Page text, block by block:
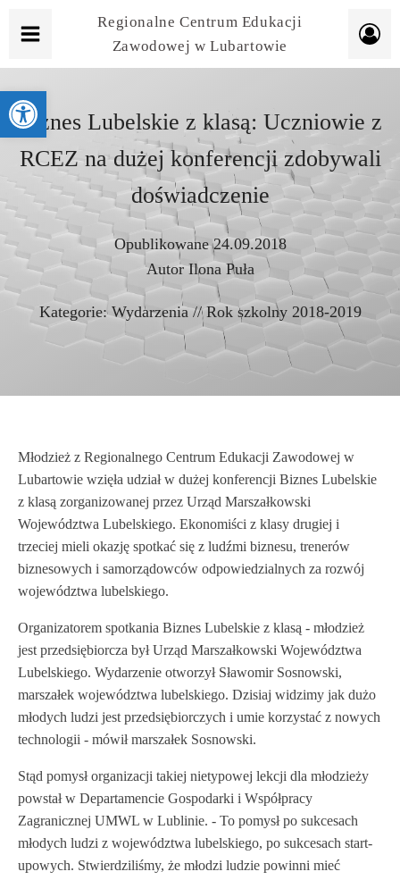
Regionalne Centrum Edukacji
Zawodowej w Lubartowie
Biznes Lubelskie z klasą: Uczniowie z
RCEZ na dużej konferencji zdobywali
doświadczenie
Opublikowane24.09.2018
AutorIlona Puła
Kategorie:Wydarzenia//Rok szkolny 2018-2019
Młodzież z Regionalnego Centrum Edukacji Zawodowej w
Lubartowie wzięła udział w dużej konferencji Biznes Lubelskie
z klasą zorganizowanej przez Urząd Marszałkowski
Województwa Lubelskiego. Ekonomiści z klasy drugiej i
trzeciej mieli okazję spotkać się z ludźmi biznesu, trenerów
biznesowych i samorządowców odpowiedzialnych za rozwój
województwa lubelskiego.
Organizatorem spotkania Biznes Lubelskie z klasą - młodzież
jest przedsiębiorcza był Urząd Marszałkowski Województwa
Lubelskiego. Wydarzenie otworzył Sławomir Sosnowski,
marszałek województwa lubelskiego. Dzisiaj widzimy jak dużo
młodych ludzi jest przedsiębiorczych i umie korzystać z nowych
technologii - mówił marszałek Sosnowski.
Stąd pomysł organizacji takiej nietypowej lekcji dla młodzieży
powstał w Departamencie Gospodarki i Współpracy
Zagranicznej UMWL w Lublinie. - To pomysł po sukcesach
młodych ludzi z województwa lubelskiego, po sukcesach start-
upowych. Stwierdziliśmy, że młodzi ludzie powinni mieć
Otwórz pasek narzędzi